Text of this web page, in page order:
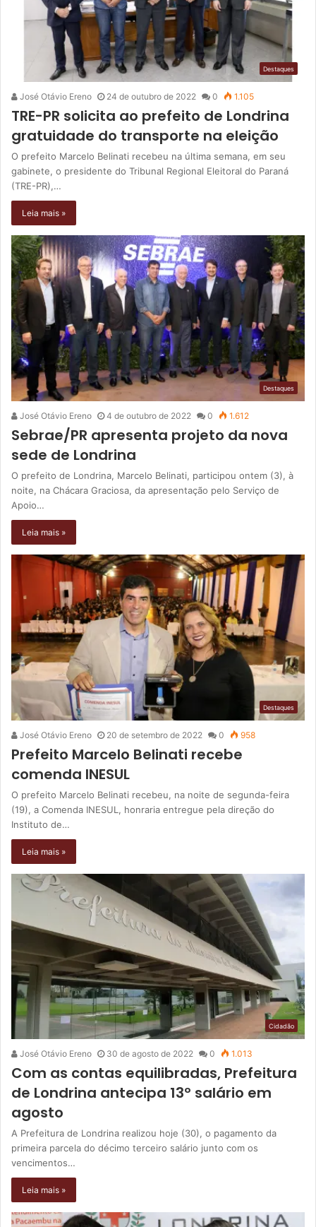
Destaques
José Otávio Ereno 24 de outubro de 2022 0 1.105
TRE-PR solicita ao prefeito de Londrina
gratuidade do transporte na eleição
O prefeito Marcelo Belinati recebeu na última semana, em seu
gabinete, o presidente do Tribunal Regional Eleitoral do Paraná
(TRE-PR),…
Leia mais »
Destaques
José Otávio Ereno 4 de outubro de 2022 0 1.612
Sebrae/PR apresenta projeto da nova
sede de Londrina
O prefeito de Londrina, Marcelo Belinati, participou ontem (3), à
noite, na Chácara Graciosa, da apresentação pelo Serviço de
Apoio…
Leia mais »
Destaques
José Otávio Ereno 20 de setembro de 2022 0 958
Prefeito Marcelo Belinati recebe
comenda INESUL
O prefeito Marcelo Belinati recebeu, na noite de segunda-feira
(19), a Comenda INESUL, honraria entregue pela direção do
Instituto de…
Leia mais »
Cidadão
José Otávio Ereno 30 de agosto de 2022 0 1.013
Com as contas equilibradas, Prefeitura
de Londrina antecipa 13º salário em
agosto
A Prefeitura de Londrina realizou hoje (30), o pagamento da
primeira parcela do décimo terceiro salário junto com os
vencimentos…
Leia mais »